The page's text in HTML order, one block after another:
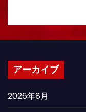
アーカイブ
2026年8月